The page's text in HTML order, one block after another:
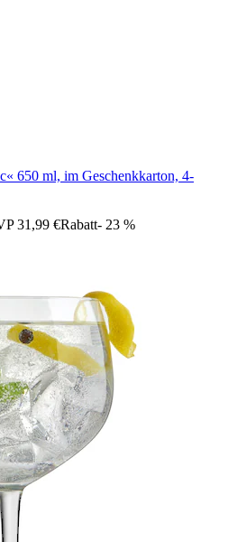
650 ml, im Geschenkkarton, 4-
31,99 €Rabatt- 23 %